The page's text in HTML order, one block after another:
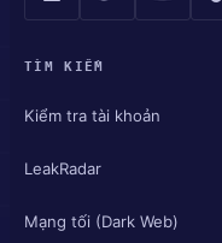
TÌM KIẾM
Kiểm tra tài khoản
LeakRadar
Mạng tối (Dark Web)